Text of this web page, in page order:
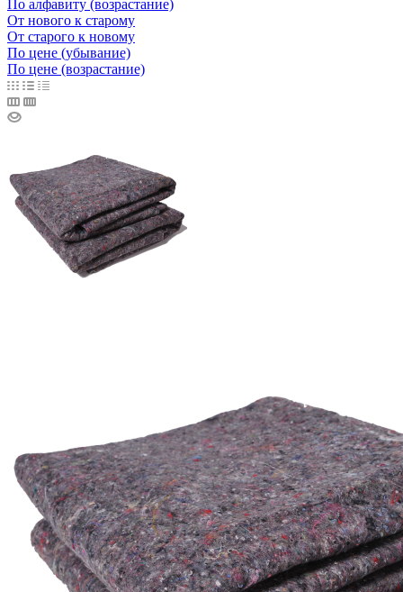
По алфавиту (возрастание)
От нового к старому
От старого к новому
По цене (убывание)
По цене (возрастание)